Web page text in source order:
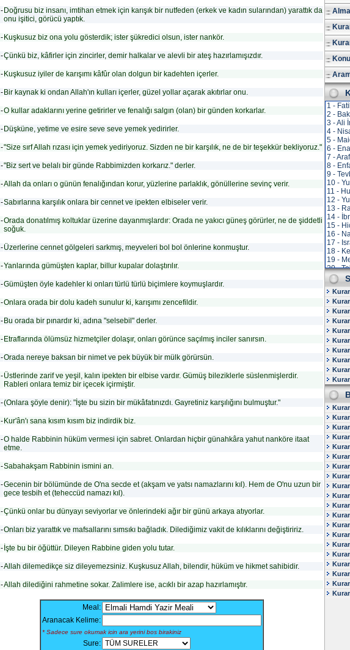
- Doğrusu biz insanı, imtihan etmek için karışık bir nutfeden (erkek ve kadın sularından) yarattık da
onu işitici, görücü yaptık.
- Kuşkusuz biz ona yolu gösterdik; ister şükredici olsun, ister nankör.
-Çünkü biz, kâfirler için zincirler, demir halkalar ve alevli bir ateş hazırlamışızdır.
- Kuşkusuz iyiler de karışımı kâfûr olan dolgun bir kadehten içerler.
- Bir kaynak ki ondan Allah'ın kulları içerler, güzel yollar açarak akıtırlar onu.
-O kullar adaklarını yerine getirirler ve fenalığı salgın (olan) bir günden korkarlar.
- Düşküne, yetime ve esire seve seve yemek yedirirler.
-"Size sırf Allah rızası için yemek yediriyoruz. Sizden ne bir karşılık, ne de bir teşekkür bekliyoruz."
-"Biz sert ve belalı bir günde Rabbimizden korkarız." derler.
-Allah da onları o günün fenalığından korur, yüzlerine parlaklık, gönüllerine sevinç verir.
-Sabırlarına karşılık onlara bir cennet ve ipekten elbiseler verir.
-Orada donatılmış koltuklar üzerine dayanmışlardır: Orada ne yakıcı güneş görürler, ne de şiddetli
soğuk.
-Üzerlerine cennet gölgeleri sarkmış, meyveleri bol bol önlerine konmuştur.
-Yanlarında gümüşten kaplar, billur kupalar dolaştırılır.
-Gümüşten öyle kadehler ki onları türlü türlü biçimlere koymuşlardır.
-Onlara orada bir dolu kadeh sunulur ki, karışımı zencefildir.
- Bu orada bir pınardır ki, adına "selsebil" derler.
- Etraflarında ölümsüz hizmetçiler dolaşır, onları görünce saçılmış inciler sanırsın.
-Orada nereye baksan bir nimet ve pek büyük bir mülk görürsün.
-Üstlerinde zarif ve yeşil, kalın ipekten bir elbise vardır. Gümüş bileziklerle süslenmişlerdir.
Rableri onlara temiz bir içecek içirmiştir.
-(Onlara şöyle denir): "İşte bu sizin bir mükâfatınızdı. Gayretiniz karşılığını bulmuştur."
- Kur'ân'ı sana kısım kısım biz indirdik biz.
-O halde Rabbinin hüküm vermesi için sabret. Onlardan hiçbir günahkâra yahut nanköre itaat
etme.
-Sabahakşam Rabbinin ismini an.
-Gecenin bir bölümünde de O'na secde et (akşam ve yatsı namazlarını kıl). Hem de O'nu uzun bir
gece tesbih et (teheccüd namazı kıl).
-Çünkü onlar bu dünyayı seviyorlar ve önlerindeki ağır bir günü arkaya atıyorlar.
-Onları biz yarattık ve mafsallarını sımsıkı bağladık. Dilediğimiz vakit de kılıklarını değiştiririz.
- İşte bu bir öğüttür. Dileyen Rabbine giden yolu tutar.
-Allah dilemedikçe siz dileyemezsiniz. Kuşkusuz Allah, bilendir, hüküm ve hikmet sahibidir.
-Allah dilediğini rahmetine sokar. Zalimlere ise, acıklı bir azap hazırlamıştır.
Meal:
Aranacak Kelime:
* Sadece sure okumak icin ara yerini bos birakiniz
Sure:
1 -
2 -
3 - Ali
4 -
5 -
6 -
7 -
8 -
9 -
10 -
11 -
12 -
13 -
14 -
15 -
16 -
17 -
18 -
19 -
20 -
21 -
22 -
23 -
24 -
25 -
26 -
27 -
28 -
29 -
30 -
31 -
32 -
33 -
34 -
35 -
36 -
37 -
38 -
39 -
40 -
41 -
42 -
43 -
44 -
45 -
46 -
47 -
48 -
49 -
50 -
51 -
52 -
53 -
54 -
55 -
56 -
57 -
58 -